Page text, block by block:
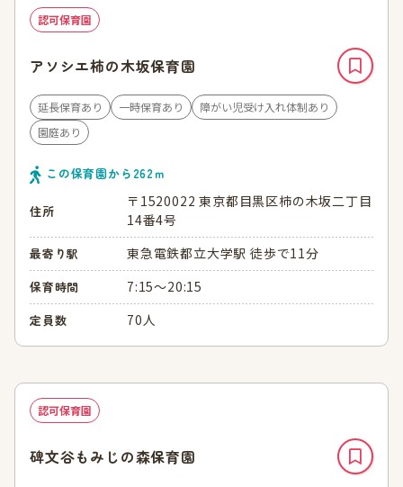
認可保育園
アソシエ柿の木坂保育園
延長保育あり 一時保育あり
障がい児受け入れ体制あり
園庭あり
この保育園から 262ｍ
住所
〒1520022 東京都目黒区柿の木坂二丁目
14番4号
最寄り駅 東急電鉄都立大学駅 徒歩で11分
保育時間 7:15～20:15
定員数 70人
認可保育園
碑文谷もみじの森保育園